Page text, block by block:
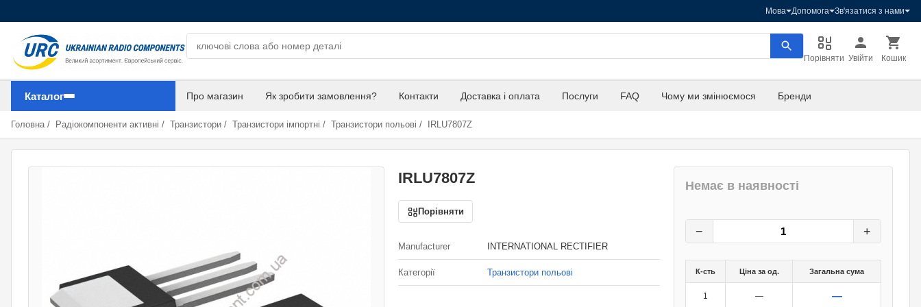
Мова Допомога Зв'язатися з нами
Порівняти Увійти Кошик
Каталог Про магазин Як зробити замовлення? Контакти Доставка і оплата Послуги FAQ Чому ми змінюємося Бренди
Головна / Радіокомпоненти активні / Транзистори / Транзистори імпортні / Транзистори польові / IRLU7807Z
IRLU7807Z
Порівняти
Manufacturer INTERNATIONAL RECTIFIER
Категорії Транзистори польові
Немає в наявності
− +
К-сть Ціна за од. Загальна сума
1 — —